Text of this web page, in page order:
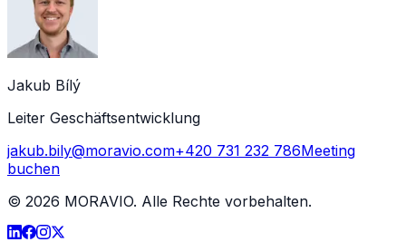
Jakub Bílý
Leiter Geschäftsentwicklung
jakub.bily@moravio.com+420 731 232 786Meeting
buchen
© 2026 MORAVIO. Alle Rechte vorbehalten.